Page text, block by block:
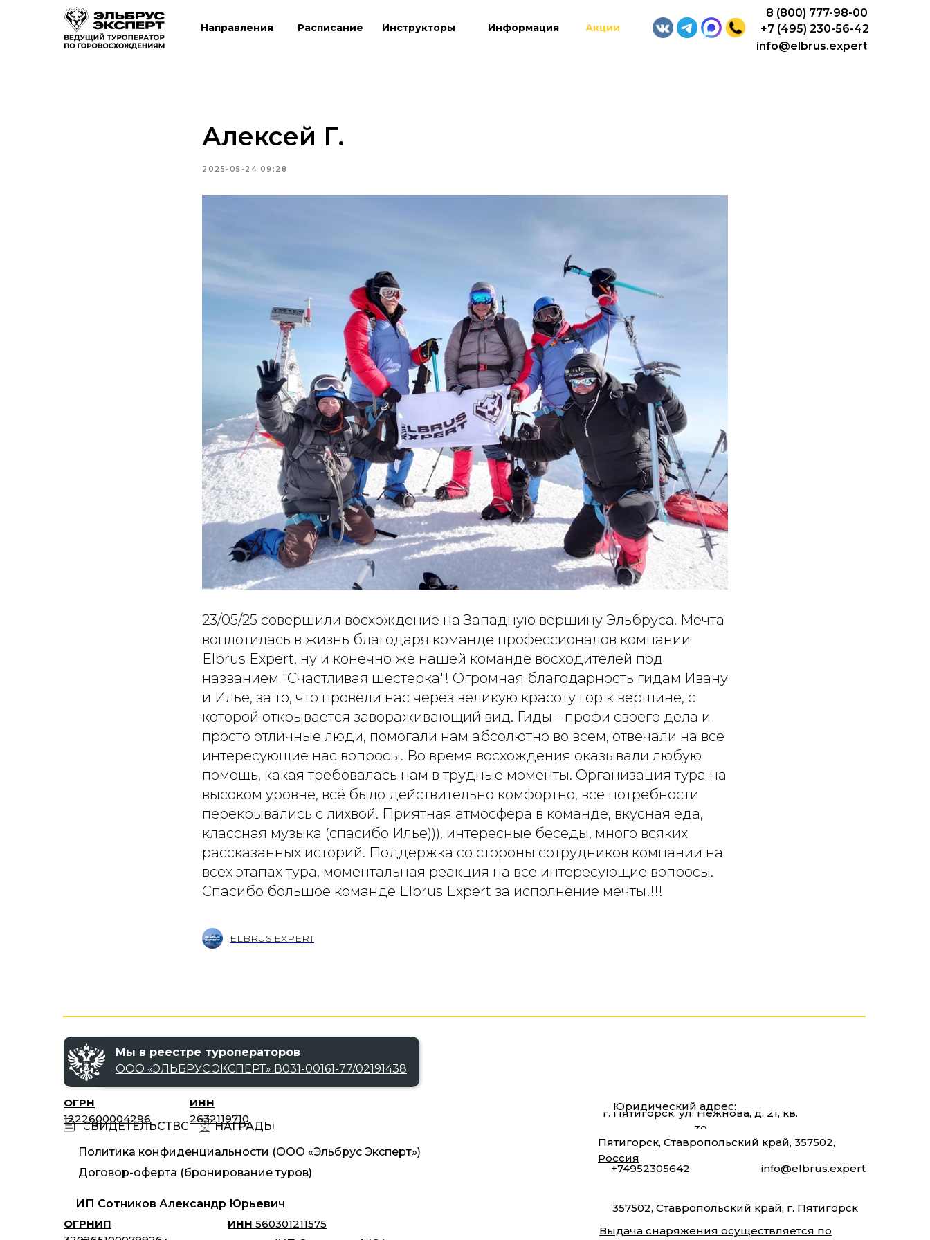
info@elbrus.expert
+7 (495) 230-56-42
8 (800) 777-98-00
Акции
Информация
Инструкторы
Расписание
Направления
Алексей Г.
2025-05-24 09:28
23/05/25 совершили восхождение на Западную вершину Эльбруса. Мечта
воплотилась в жизнь благодаря команде профессионалов компании
Elbrus Expert, ну и конечно же нашей команде восходителей под
названием "Счастливая шестерка"! Огромная благодарность гидам Ивану
и Илье, за то, что провели нас через великую красоту гор к вершине, с
которой открывается завораживающий вид. Гиды - профи своего дела и
просто отличные люди, помогали нам абсолютно во всем, отвечали на все
интересующие нас вопросы. Во время восхождения оказывали любую
помощь, какая требовалась нам в трудные моменты. Организация тура на
высоком уровне, всё было действительно комфортно, все потребности
перекрывались с лихвой. Приятная атмосфера в команде, вкусная еда,
классная музыка (спасибо Илье))), интересные беседы, много всяких
рассказанных историй. Поддержка со стороны сотрудников компании на
всех этапах тура, моментальная реакция на все интересующие вопросы.
Спасибо большое команде Elbrus Expert за исполнение мечты!!!!
ELBRUS.EXPERT
Политика конфиденциальности (ООО «Эльбрус Эксперт»)
СВИДЕТЕЛЬСТВО
ОГРНИП
ИНН 560301211575
ОГРН
1222600004296
ИНН
2632119710
НАГРАДЫ
ИП Сотников Александр Юрьевич
Договор-оферта (бронирование туров)
Выдача снаряжения осуществляется по
Пятигорск, Ставропольский край, 357502,
Россия
info@elbrus.expert
357502, Ставропольский край, г. Пятигорск
Юридический адрес:
г. Пятигорск, ул. Нежнова, д. 21, кв.
30
+74952305642
Мы в реестре туроператоров
ООО «‎ЭЛЬБРУС ЭКСПЕРТ»‎ В031-00161-77/02191438